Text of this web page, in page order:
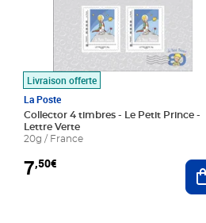
au panier
Livraison offerte
La Poste
Collector 4 timbres - Le Petit Prince -
Lettre Verte
20g / France
7,50€